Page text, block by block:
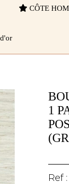
CÔTE
1
Ref :